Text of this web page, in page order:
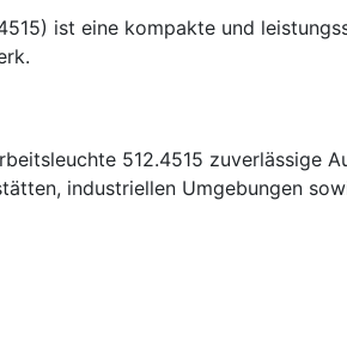
ist eine kompakte und
512.4515 zuverlässige
industriellen Umgebungen